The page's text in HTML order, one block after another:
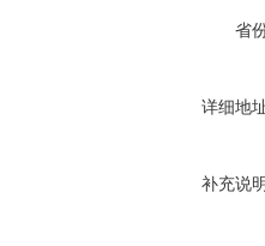
省
详细地
补充说